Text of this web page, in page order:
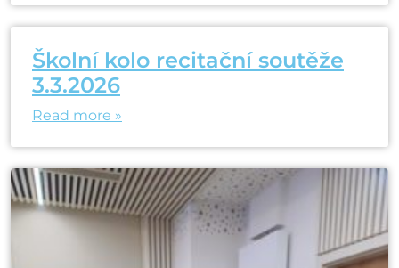
Školní kolo recitační soutěže
3.3.2026
Read more »